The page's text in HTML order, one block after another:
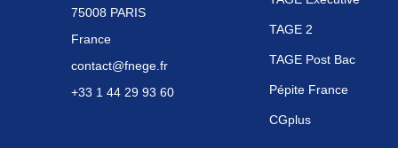
75008 PARIS
France
contact@fnege.fr
+33 1 44 29 93 60
TAGE 2
TAGE Post Bac
Pépite France
CGplus